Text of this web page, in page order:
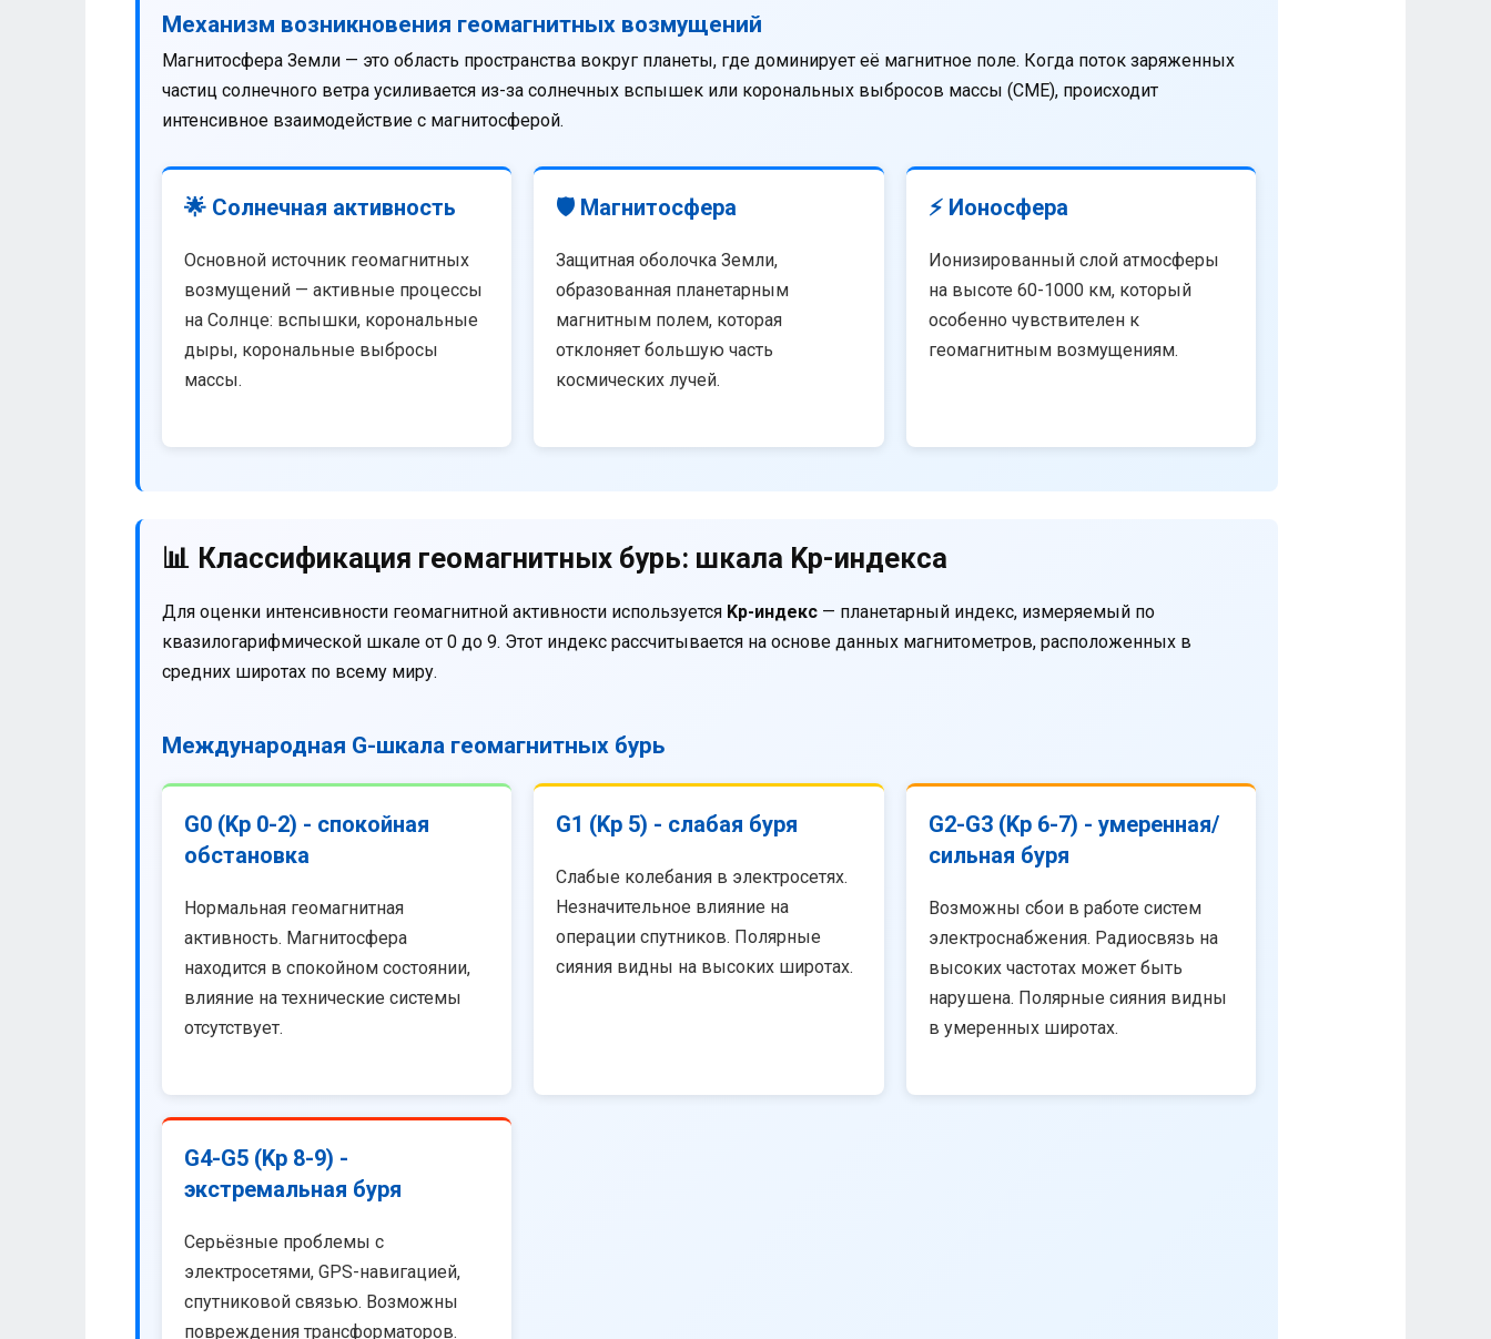
Механизм возникновения геомагнитных возмущений
Магнитосфера Земли — это область пространства вокруг планеты, где доминирует её магнитное поле. Когда поток заряженных
частиц солнечного ветра усиливается из-за солнечных вспышек или корональных выбросов массы (CME), происходит
интенсивное взаимодействие с магнитосферой.
🌟 Солнечная активность
Основной источник геомагнитных
возмущений — активные процессы
на Солнце: вспышки, корональные
дыры, корональные выбросы
массы.
🛡️ Магнитосфера
Защитная оболочка Земли,
образованная планетарным
магнитным полем, которая
отклоняет большую часть
космических лучей.
⚡ Ионосфера
Ионизированный слой атмосферы
на высоте 60-1000 км, который
особенно чувствителен к
геомагнитным возмущениям.
📊 Классификация геомагнитных бурь: шкала Kp-индекса
Для оценки интенсивности геомагнитной активности используется Kp-индекс — планетарный индекс, измеряемый по
квазилогарифмической шкале от 0 до 9. Этот индекс рассчитывается на основе данных магнитометров, расположенных в
средних широтах по всему миру.
Международная G-шкала геомагнитных бурь
G0 (Kp 0-2) - спокойная
обстановка
Нормальная геомагнитная
активность. Магнитосфера
находится в спокойном состоянии,
влияние на технические системы
отсутствует.
G1 (Kp 5) - слабая буря
Слабые колебания в электросетях.
Незначительное влияние на
операции спутников. Полярные
сияния видны на высоких широтах.
G2-G3 (Kp 6-7) - умеренная/
сильная буря
Возможны сбои в работе систем
электроснабжения. Радиосвязь на
высоких частотах может быть
нарушена. Полярные сияния видны
в умеренных широтах.
G4-G5 (Kp 8-9) -
экстремальная буря
Серьёзные проблемы с
электросетями, GPS-навигацией,
спутниковой связью. Возможны
повреждения трансформаторов.